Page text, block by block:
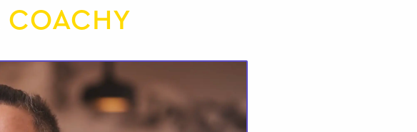
COACHY